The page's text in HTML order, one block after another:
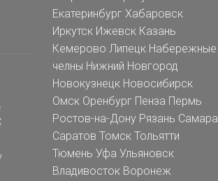
Екатеринбург Хабаровск
Иркутск Ижевск Казань
Кемерово Липецк Набережные
челны Нижний Новгород
Новокузнецк Новосибирск
Омск Оренбург Пенза Пермь
Ростов-на-Дону Рязань Самара
Саратов Томск Тольятти
Тюмень Уфа Ульяновск
Владивосток Воронеж